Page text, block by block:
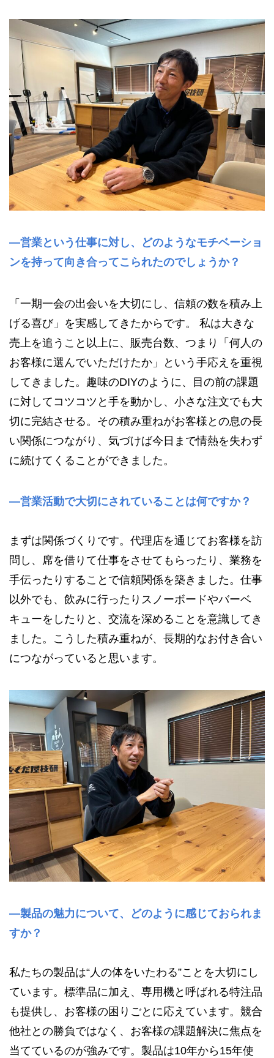
—営業という仕事に対し、どのようなモチベーショ
ンを持って向き合ってこられたのでしょうか？
「一期一会の出会いを大切にし、信頼の数を積み上
げる喜び」を実感してきたからです。 私は大きな
売上を追うこと以上に、販売台数、つまり「何人の
お客様に選んでいただけたか」という手応えを重視
してきました。趣味のDIYのように、目の前の課題
に対してコツコツと手を動かし、小さな注文でも大
切に完結させる。その積み重ねがお客様との息の長
い関係につながり、気づけば今日まで情熱を失わず
に続けてくることができました。
—営業活動で大切にされていることは何ですか？
まずは関係づくりです。代理店を通じてお客様を訪
問し、席を借りて仕事をさせてもらったり、業務を
手伝ったりすることで信頼関係を築きました。仕事
以外でも、飲みに行ったりスノーボードやバーベ
キューをしたりと、交流を深めることを意識してき
ました。こうした積み重ねが、長期的なお付き合い
につながっていると思います。
—製品の魅力について、どのように感じておられま
すか？
私たちの製品は“人の体をいたわる”ことを大切にし
ています。標準品に加え、専用機と呼ばれる特注品
も提供し、お客様の困りごとに応えています。競合
他社との勝負ではなく、お客様の課題解決に焦点を
当てているのが強みです。製品は10年から15年使